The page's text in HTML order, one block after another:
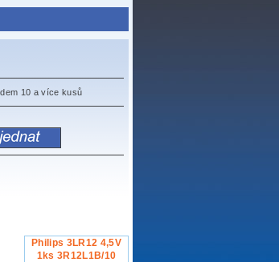
10 a více kusů
Philips 3LR12 4,5V
1ks 3R12L1B/10